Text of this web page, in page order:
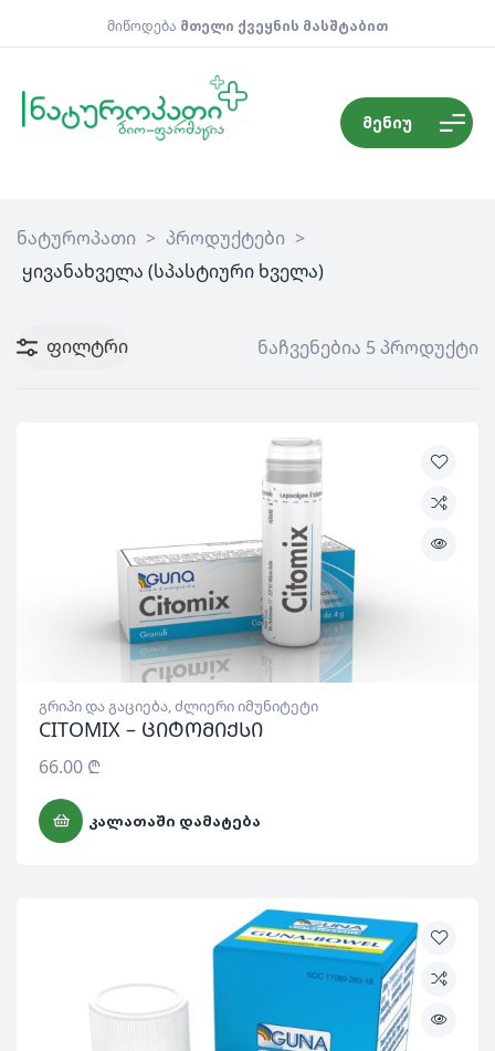
მიწოდება მთელი ქვეყნის მასშტაბით
მენიუ
ნატუროპათი > პროდუქტები >
ყივანახველა (სპასტიური ხველა)
ფილტრი ნაჩვენებია 5 პროდუქტი
გრიპი და გაციება,ძლიერი იმუნიტეტი
CITOMIX – ციტომიქსი
66.00 ₾
ᲙᲐᲚᲐᲗᲐᲨᲘ ᲓᲐᲛᲐᲢᲔᲑᲐ